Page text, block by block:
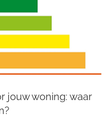
jouw woning: waar